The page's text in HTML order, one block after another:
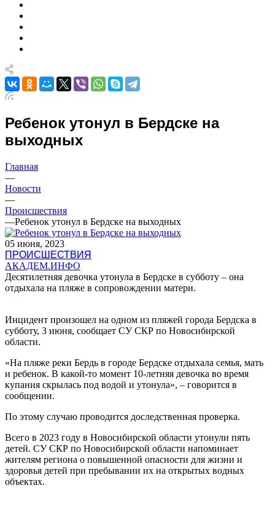
Ребенок утонул в Бердске на
выходных
Главная
—
Новости
—
Происшествия
—Ребенок утонул в Бердске на выходных
05 июня, 2023
ПРОИСШЕСТВИЯ
АКАДЕМ.ИНФО
Десятилетняя девочка утонула в Бердске в субботу – она
отдыхала на пляже в сопровождении матери.
Инцидент произошел на одном из пляжей города Бердска в
субботу, 3 июня, сообщает СУ СКР по Новосибирской
области.
«На пляже реки Бердь в городе Бердске отдыхала семья, мать
и ребенок. В какой-то момент 10-летняя девочка во время
купания скрылась под водой и утонула», – говорится в
сообщении.
По этому случаю проводится доследственная проверка.
Всего в 2023 году в Новосибирской области утонули пять
детей. СУ СКР по Новосибирской области напоминает
жителям региона о повышенной опасности для жизни и
здоровья детей при пребывании их на открытых водных
объектах.